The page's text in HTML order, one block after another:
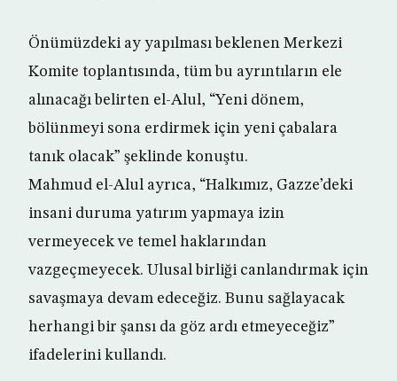
Önümüzdeki ay yapılması beklenen Merkezi
Komite toplantısında, tüm bu ayrıntıların ele
alınacağı belirten el-Alul, “Yeni dönem,
bölünmeyi sona erdirmek için yeni çabalara
tanık olacak” şeklinde konuştu.
Mahmud el-Alul ayrıca, “Halkımız, Gazze’deki
insani duruma yatırım yapmaya izin
vermeyecek ve temel haklarından
vazgeçmeyecek. Ulusal birliği canlandırmak için
savaşmaya devam edeceğiz. Bunu sağlayacak
herhangi bir şansı da göz ardı etmeyeceğiz”
ifadelerini kullandı.